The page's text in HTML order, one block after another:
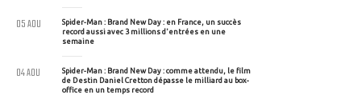
Spider-Man : Brand New Day : en France, un succès
record aussi avec 3 millions d'entrées en une
semaine
05 AOU
Spider-Man : Brand New Day : comme attendu, le film
de Destin Daniel Cretton dépasse le milliard au box-
office en un temps record
04 AOU